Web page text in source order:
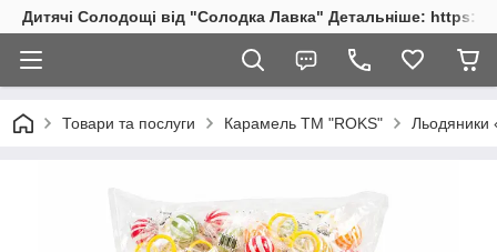
Дитячі Солодощі від "Солодка Лавка" Детальніше: https://
Товари та послуги Карамель ТМ "ROKS" Льодяники